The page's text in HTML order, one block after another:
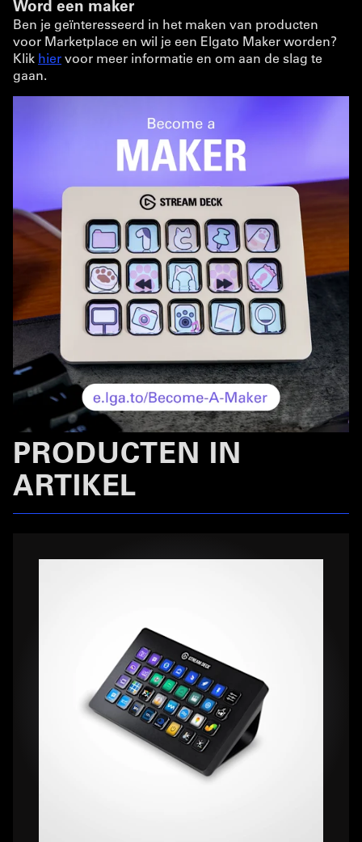
Word een maker
Ben je geïnteresseerd in het maken van producten
voor Marketplace en wil je een Elgato Maker worden?
Klik hiervoor meer informatie en om aan de slag te
gaan.
PRODUCTEN IN
ARTIKEL